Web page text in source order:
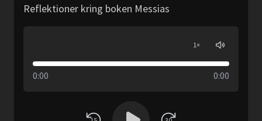
Reflektioner kring boken Messias
1×
0:00 0:00